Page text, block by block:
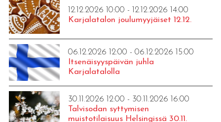
12.12.2026 10:00 - 12.12.2026 14:00
Karjalatalon joulumyyjäiset 12.12.
06.12.2026 12:00 - 06.12.2026 15:00
Itsenäisyyspäivän juhla
Karjalatalolla
30.11.2026 12:00 - 30.11.2026 16:00
Talvisodan syttymisen
muistotilaisuus Helsingissä 30.11.